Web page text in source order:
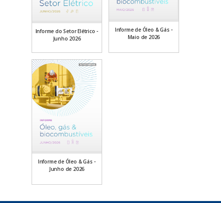
Informe do Setor Elétrico -
Junho 2026
Informe de Óleo & Gás -
Maio de 2026
Informe de Óleo & Gás -
Junho de 2026